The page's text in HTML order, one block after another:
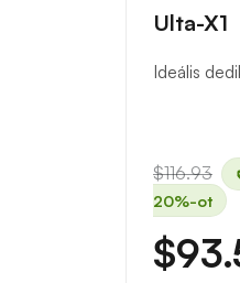
Ulta-X1
Ideális
$116.93
20%-ot